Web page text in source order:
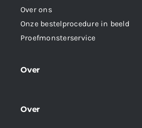
Over ons
Onze bestelprocedure in beeld
Proefmonsterservice
Over
Over